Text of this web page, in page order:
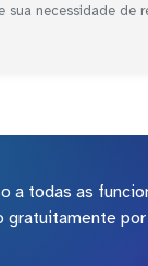
sua necessidade de
a todas as
gratuitamente